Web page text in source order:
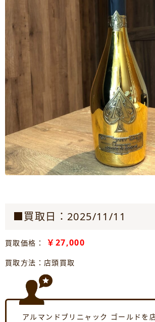
■買取日：2025/11/11
買取価格： ￥27,000
買取方法：店頭買取
アルマンドブリニャック ゴールドを